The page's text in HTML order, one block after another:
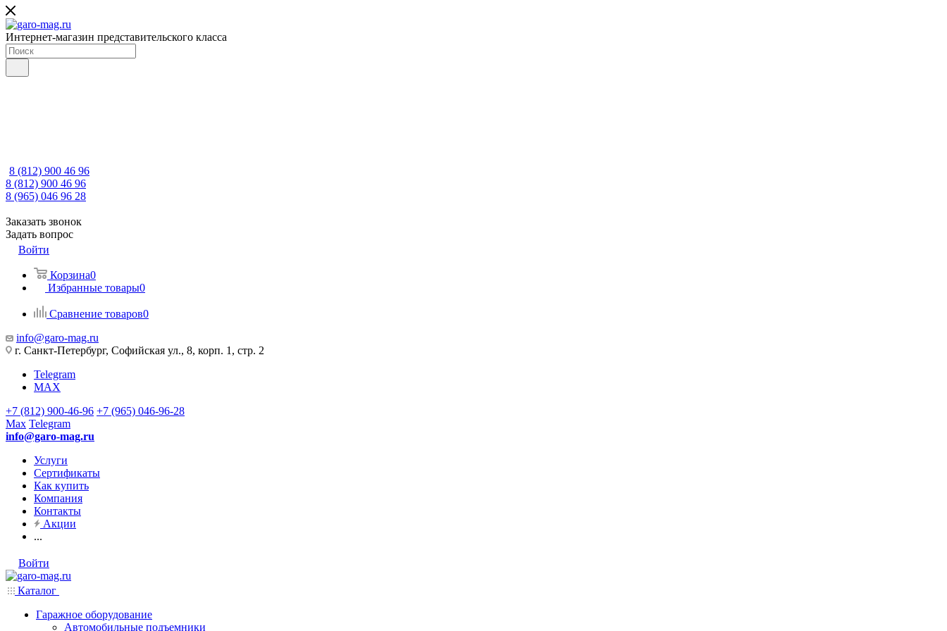
Интернет-магазин представительского класса
8 (812) 900 46 96
8 (812) 900 46 96
8 (965) 046 96 28
Заказать звонок
Задать вопрос
Войти
Корзина0
Избранные товары0
Сравнение товаров0
info@garo-mag.ru
г. Санкт-Петербург, Софийская ул., 8, корп. 1, стр. 2
Telegram
MAX
+7 (812) 900-46-96 +7 (965) 046-96-28
Max Telegram
info@garo-mag.ru
Услуги
Сертификаты
Как купить
Компания
Контакты
Акции
...
Войти
Каталог
Гаражное оборудование
Автомобильные подъемники